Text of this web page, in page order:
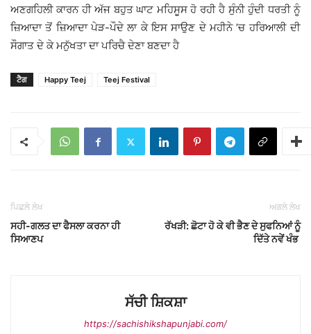
ਅਣਗਹਿਲੀ ਕਾਰਨ ਹੀ ਅੱਜ ਬਹੁਤ ਘਾਟ ਮਹਿਸੂਸ ਹੋ ਰਹੀ ਹੈ ਸੁੰਨੀ ਹੁੰਦੀ ਧਰਤੀ ਨੂੰ
ਜ਼ਿਆਦਾ ਤੋਂ ਜ਼ਿਆਦਾ ਪੇੜ-ਪੌਦੇ ਲਾ ਕੇ ਇਸ ਸਾਉਣ ਦੇ ਮਹੀਨੇ ’ਚ ਹਰਿਆਲੀ ਦੀ
ਸੌਗਾਤ ਦੇ ਕੇ ਮਨੁੱਖਤਾ ਦਾ ਪਰਿਚੈ ਦੇਣਾ ਬਣਦਾ ਹੈ
ਟੈਗ Happy Teej Teej Festival
ਪਿਛਲੇ ਲੇਖ
ਸਹੀ-ਗਲਤ ਦਾ ਫੈਸਲਾ ਕਰਨਾ ਹੀ
ਸਿਆਣਪ
ਅਗਲੇ ਲੇਖ
ਰੱਖੜੀ: ਛੋਟਾ ਹੋ ਕੇ ਵੀ ਭੈਣ ਦੇ ਸੁਫਨਿਆਂ ਨੂੰ
ਦਿੱਤੇ ਨਵੇਂ ਖੰਭ
ਸੱਚੀ ਸ਼ਿਕਸ਼ਾ
https://sachishikshapunjabi.com/